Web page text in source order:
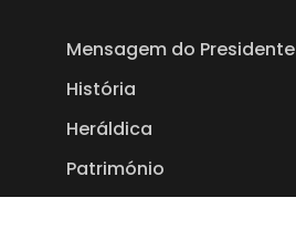
Mensagem do Presidente
História
Heráldica
Património